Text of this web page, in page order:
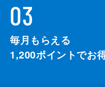
03
毎月もらえる
1,200ポイントでお